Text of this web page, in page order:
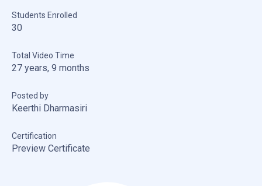
Students Enrolled
30
Total Video Time
27 years, 9 months
Posted by
Keerthi Dharmasiri
Certification
Preview Certificate